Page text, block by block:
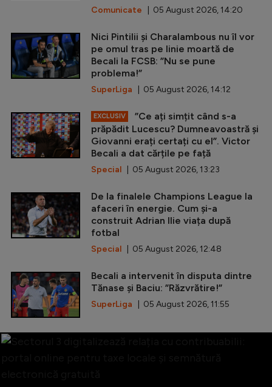
Comunicate | 05 August 2026, 14:20
Nici Pintilii și Charalambous nu îl vor
pe omul tras pe linie moartă de
Becali la FCSB: ”Nu se pune
problema!”
SuperLiga | 05 August 2026, 14:12
EXCLUSIV
”Ce ați simțit când s-a
prăpădit Lucescu? Dumneavoastră și
Giovanni erați certați cu el”. Victor
Becali a dat cărțile pe față
Special | 05 August 2026, 13:23
De la finalele Champions League la
afaceri în energie. Cum și-a
construit Adrian Ilie viața după
fotbal
Special | 05 August 2026, 12:48
Becali a intervenit în disputa dintre
Tănase și Baciu: ”Răzvrătire!”
SuperLiga | 05 August 2026, 11:55